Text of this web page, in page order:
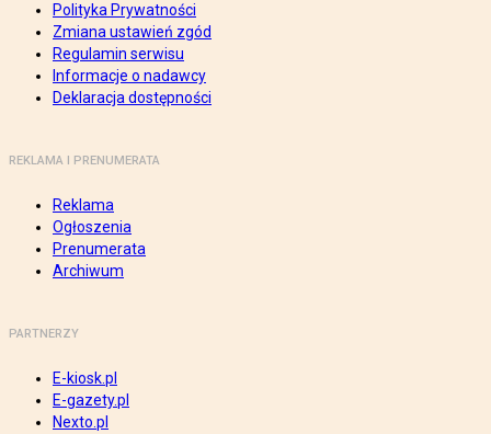
Polityka Prywatności
Zmiana ustawień zgód
Regulamin serwisu
Informacje o nadawcy
Deklaracja dostępności
REKLAMA I PRENUMERATA
Reklama
Ogłoszenia
Prenumerata
Archiwum
PARTNERZY
E-kiosk.pl
E-gazety.pl
Nexto.pl